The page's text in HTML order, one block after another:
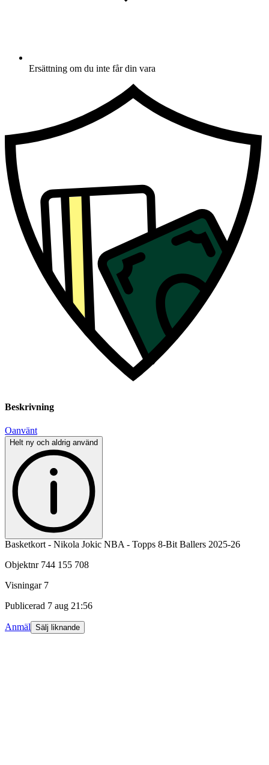
Ersättning om du inte får din vara
Beskrivning
Oanvänt
Helt ny och aldrig använd
Basketkort - Nikola Jokic NBA - Topps 8-Bit Ballers 2025-26
Objektnr 744 155 708
Visningar 7
Publicerad 7 aug 21:56
Anmäl Sälj liknande